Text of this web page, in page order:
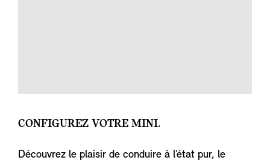
CONFIGUREZ VOTRE MINI.
Découvrez le plaisir de conduire à l’état pur, le